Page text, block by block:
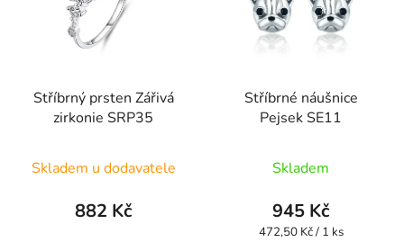
Stříbrný prsten Zářivá
zirkonie SRP35
Skladem u dodavatele
882 Kč
Stříbrné náušnice
Pejsek SE11
Skladem
945 Kč
Měrná
472,50 Kč / 1 ks